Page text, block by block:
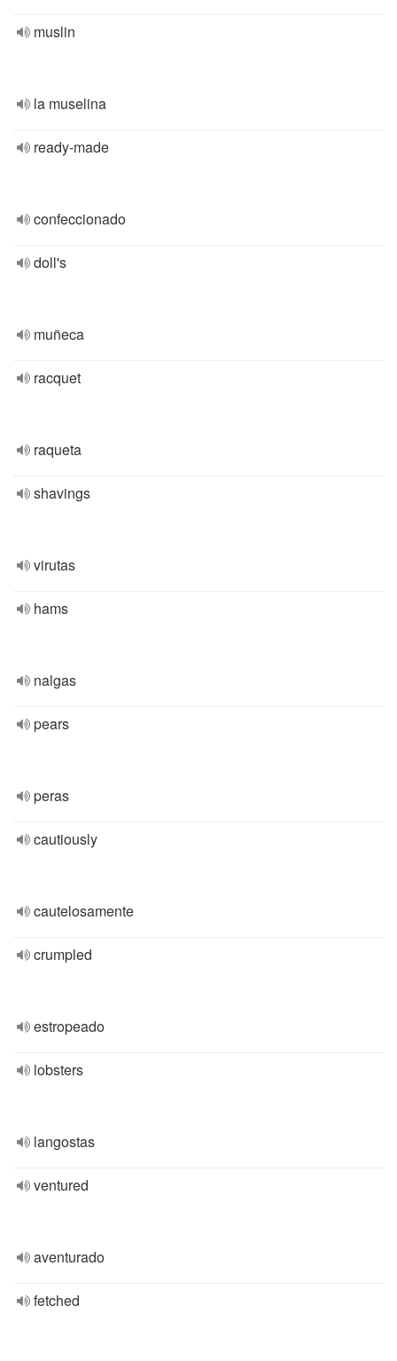
muslin
la muselina
ready-made
confeccionado
doll's
muñeca
racquet
raqueta
shavings
virutas
hams
nalgas
pears
peras
cautiously
cautelosamente
crumpled
estropeado
lobsters
langostas
ventured
aventurado
fetched